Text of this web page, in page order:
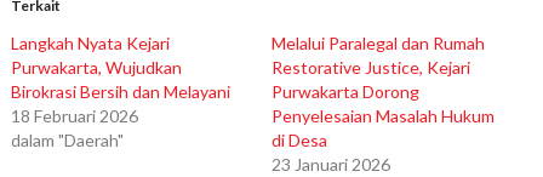
Terkait
Langkah Nyata Kejari
Purwakarta, Wujudkan
Birokrasi Bersih dan Melayani
18 Februari 2026
dalam "Daerah"
Melalui Paralegal dan Rumah
Restorative Justice, Kejari
Purwakarta Dorong
Penyelesaian Masalah Hukum
di Desa
23 Januari 2026